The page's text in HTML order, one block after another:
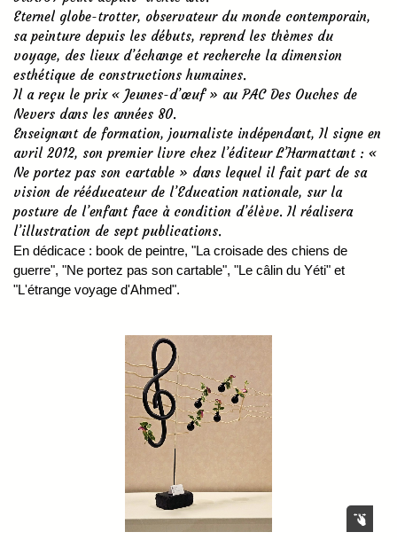
Eternel globe-trotter, observateur du monde contemporain,
sa peinture depuis les débuts, reprend les thèmes du
voyage, des lieux d’échange et recherche la dimension
esthétique de constructions humaines.
Il a reçu le prix « Jeunes-d’œuf » au PAC Des Ouches de
Nevers dans les années 80.
Enseignant de formation, journaliste indépendant, Il signe en
avril 2012, son premier livre chez l’éditeur L’Harmattant : «
Ne portez pas son cartable » dans lequel il fait part de sa
vision de rééducateur de l’Education nationale, sur la
posture de l’enfant face à condition d’élève. Il réalisera
l’illustration de sept publications.
En dédicace : book de peintre, "La croisade des chiens de
guerre", "Ne portez pas son cartable", "Le câlin du Yéti" et
"L'étrange voyage d'Ahmed".